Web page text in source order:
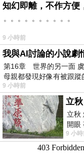
知幻即離，不作方便
。。。。。。。。。。
9 小時前
我與AI討論的小說劇
第16章 世界的另一面
母親都發現好像有被跟蹤
9 小時前
立秋
立秋
開眼
望 風
9 小